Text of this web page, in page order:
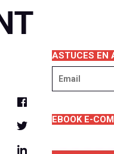
ASTUCES EN
EBOOK E-